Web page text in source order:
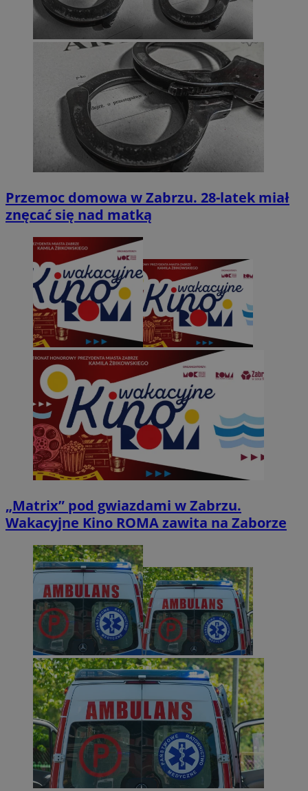
Przemoc domowa w Zabrzu. 28-latek miał
znęcać się nad matką
„Matrix” pod gwiazdami w Zabrzu.
Wakacyjne Kino ROMA zawita na Zaborze